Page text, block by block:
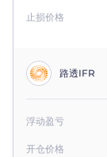
止损价格
路透IFR
浮动盈亏
开仓价格